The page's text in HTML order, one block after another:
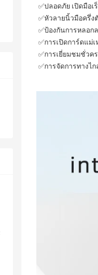
✅ปลอดภัย เปิดมือเ
✅หัวลายนิ้วมือครึ่ง
✅ป้องกันการหลอก
✅การเปิดการ์ดแม่
✅การเยี่ยมชมชั่วค
✅การจัดการทางไ